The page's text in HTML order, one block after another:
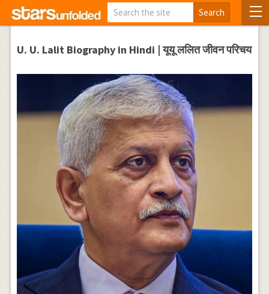
U. U. Lalit Biography in Hindi | यूयू ललित जीवन परिचय